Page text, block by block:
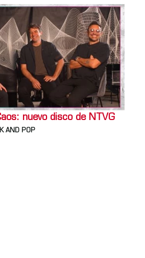
nuevo disco de NTVG
AND POP